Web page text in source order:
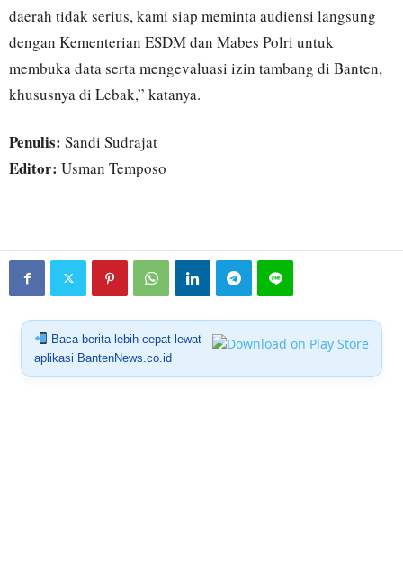
daerah tidak serius, kami siap meminta audiensi langsung
dengan Kementerian ESDM dan Mabes Polri untuk
membuka data serta mengevaluasi izin tambang di Banten,
khususnya di Lebak,” katanya.
Penulis: Sandi Sudrajat
Editor: Usman Temposo
Baca berita lebih cepat lewat
aplikasi BantenNews.co.id